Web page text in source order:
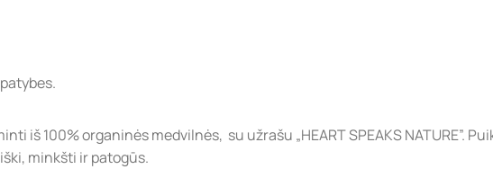
iš 100% organinės medvilnės, su užrašu „HEART SPEAKS NATURE”.
minkšti ir patogūs.